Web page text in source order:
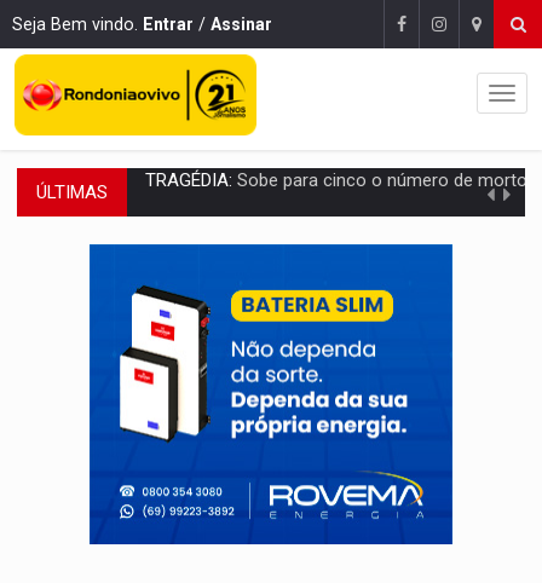
Seja Bem vindo. Entrar / Assinar
ÚLTIMAS TRANSPORTE DE ARROZ:MPF assegura cumprimento da legislação sobre transporte
DEEPFAKE:Sancionada lei contra violência sexual infantil na
COLEGIADO:Brasil e Rússia discutem energia nuclear, defesa e
URGENTE: Colisão entre caminhão e carro deixa quatro mortos e um em
ENCONTRO:Amazônia Negra ganha projeção nacional com participação de
PREVISÃO:Porto Velho tem chances de chuvas isoladas nesta
SINDICATOS UNIDOS:Assembleia Geral delibera greve da educação